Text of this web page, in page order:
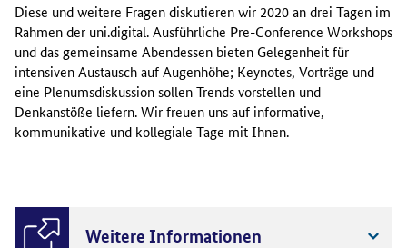
Diese und weitere Fragen diskutieren wir 2020 an drei Tagen im
Rahmen der uni.digital. Ausführliche Pre-Conference Workshops
und das gemeinsame Abendessen bieten Gelegenheit für
intensiven Austausch auf Augenhöhe; Keynotes, Vorträge und
eine Plenumsdiskussion sollen Trends vorstellen und
Denkanstöße liefern. Wir freuen uns auf informative,
kommunikative und kollegiale Tage mit Ihnen.
Weitere Informationen